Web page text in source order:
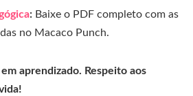
: Baixe o PDF completo com as
no Macaco Punch.
aprendizado. Respeito aos